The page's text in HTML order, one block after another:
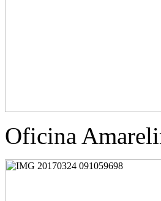
Oficina